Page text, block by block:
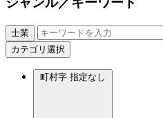
士業
カテゴリ選択
町村字 指定なし